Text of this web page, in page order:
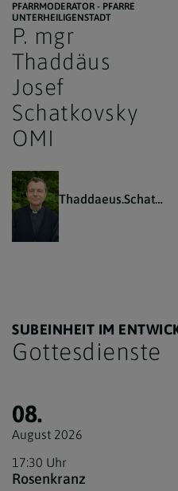
PFARRMODERATOR - PFARRE
UNTERHEILIGENSTADT
P. mgr
Thaddäus
Josef
Schatkovsky
OMI
Thaddaeus.Schatkovsky@katholischekirche.at
SUBEINHEIT IM
Gottesdienste
08.
August 2026
17:30 Uhr
Rosenkranz